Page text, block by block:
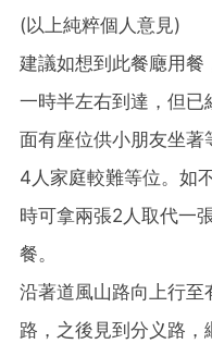
(以上純粹個人意見)
建議如想到此餐廰用
一時半左右到達，但
面有座位供小朋友坐著
4人家庭較難等位。如
時可拿兩張2人取代一
餐。
沿著道風山路向上行至
路，之後見到分义路，